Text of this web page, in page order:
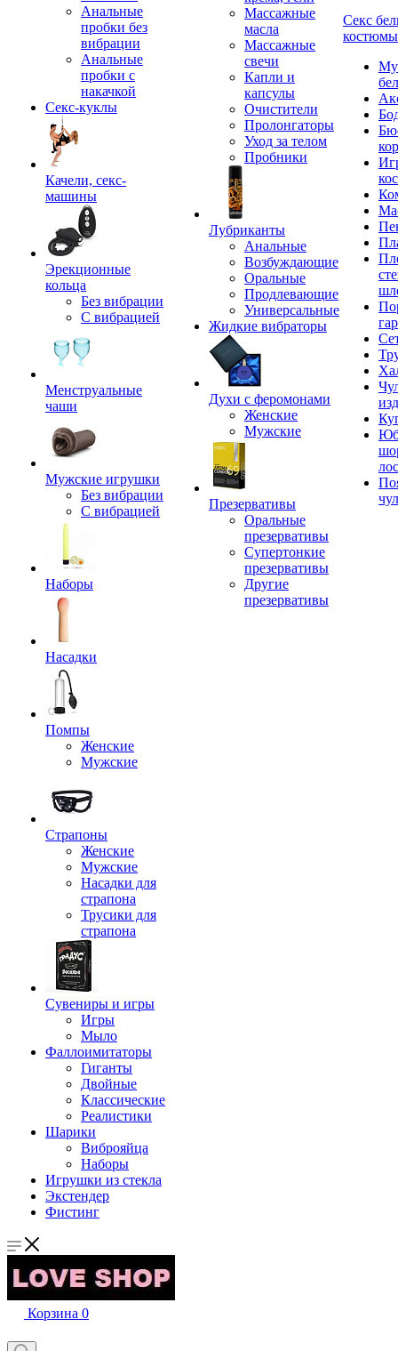
Анальные
пробки без
вибрации
Анальные
пробки с
накачкой
Секс-куклы
Качели, секс-
машины
Эрекционные
кольца
Без вибрации
С вибрацией
Менструальные
чаши
Мужские игрушки
Без вибрации
С вибрацией
Наборы
Насадки
Помпы
Женские
Мужские
Страпоны
Женские
Мужские
Насадки для
страпона
Трусики для
страпона
Сувениры и игры
Игры
Мыло
Фаллоимитаторы
Гиганты
Двойные
Классические
Реалистики
Шарики
Виброяйца
Наборы
Игрушки из стекла
Экстендер
Фистинг
Массажные
масла
Массажные
свечи
Капли и
капсулы
Очистители
Пролонгаторы
Уход за телом
Пробники
Лубриканты
Анальные
Возбуждающие
Оральные
Продлевающие
Универсальные
Жидкие вибраторы
Духи с феромонами
Женские
Мужские
Презервативы
Оральные
презервативы
Супертонкие
презервативы
Другие
презервативы
Секс
костюмы
Корзина 0